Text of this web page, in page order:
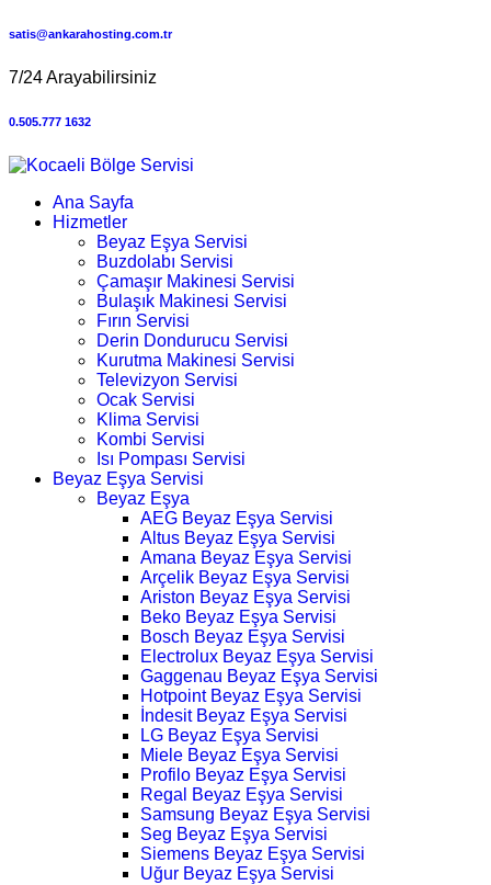
satis@ankarahosting.com.tr
7/24 Arayabilirsiniz
0.505.777 1632
Ana Sayfa
Hizmetler
Beyaz Eşya Servisi
Buzdolabı Servisi
Çamaşır Makinesi Servisi
Bulaşık Makinesi Servisi
Fırın Servisi
Derin Dondurucu Servisi
Kurutma Makinesi Servisi
Televizyon Servisi
Ocak Servisi
Klima Servisi
Kombi Servisi
Isı Pompası Servisi
Beyaz Eşya Servisi
Beyaz Eşya
AEG Beyaz Eşya Servisi
Altus Beyaz Eşya Servisi
Amana Beyaz Eşya Servisi
Arçelik Beyaz Eşya Servisi
Ariston Beyaz Eşya Servisi
Beko Beyaz Eşya Servisi
Bosch Beyaz Eşya Servisi
Electrolux Beyaz Eşya Servisi
Gaggenau Beyaz Eşya Servisi
Hotpoint Beyaz Eşya Servisi
İndesit Beyaz Eşya Servisi
LG Beyaz Eşya Servisi
Miele Beyaz Eşya Servisi
Profilo Beyaz Eşya Servisi
Regal Beyaz Eşya Servisi
Samsung Beyaz Eşya Servisi
Seg Beyaz Eşya Servisi
Siemens Beyaz Eşya Servisi
Uğur Beyaz Eşya Servisi